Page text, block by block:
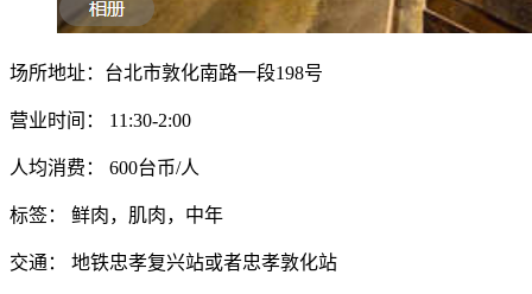
场所地址：台北市敦化南路一段198号
营业时间： 11:30-2:00
人均消费： 600台币/人
标签： 鲜肉，肌肉，中年
交通： 地铁忠孝复兴站或者忠孝敦化站